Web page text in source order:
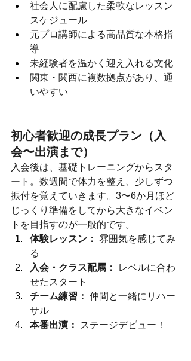
社会人に配慮した柔軟なレッスン
スケジュール
元プロ講師による高品質な本格指
導
未経験者を温かく迎え入れる文化
関東・関西に複数拠点があり、通
いやすい
初心者歓迎の成長プラン（入
会〜出演まで）
入会後は、基礎トレーニングからスタ
ート。数週間で体力を整え、少しずつ
振付を覚えていきます。3〜6か月ほど
じっくり準備をしてから大きなイベン
トを目指すのが一般的です。
体験レッスン： 雰囲気を感じてみ
る
入会・クラス配属：
レベルに合わ
せたスタート
チーム練習： 仲間と一緒にリハー
サル
本番出演：
ステージデビュー！